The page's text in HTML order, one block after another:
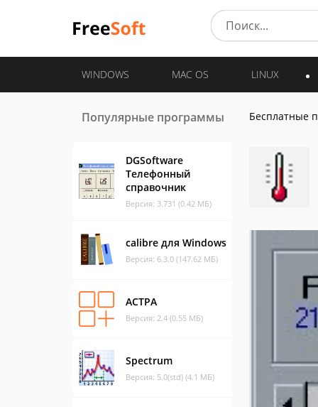
WINDOWS MAC OS LINUX
Популярные программы
DGSoftware
Телефонный
справочник
Версия: 3.731 (0.42 МБ)
calibre для Windows
Версия: 6.3.0 (147.62 МБ)
АСТРА
Версия: 2.4 (0.55 МБ)
Spectrum
Версия: 5.0(std) (4.1 МБ)
Бесплатные